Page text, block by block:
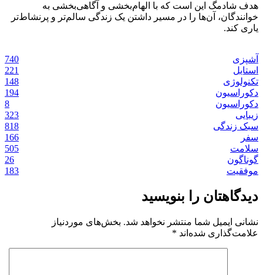
هدف شادمگ این است که با الهام‌بخشی و آگاهی‌بخشی به
خوانندگان، آن‌ها را در مسیر داشتن یک زندگی سالم‌تر و پرنشاط‌تر
یاری کند.
طرز تهیه ماست و خیار ترکیه‌ ای؛ خنک و
خوش‌عطر
آشپزی
تنک‌ تاپ؛ ترند عجیب تابستان 2026
استایل
ساخت کرم پودر با ارد گندم در ۵ دقیقه مناسب
انواع پوست‌ + روش تهیه
زیبایی
طرح ناخن شیک و باکلاس تابستانی دخترانه برای
روزمره
زیبایی
ماسک امگا 3 برای پوست ؛ مقوی ترین ماسک
خانگی
زیبایی
درمان کم پشتی ابرو با 6 ماده ی خانگی ساده
زیبایی
آشپزی
740
استایل
221
تکنولوژی
148
دکوراسیون
194
دکوراسیون
8
زیبایی
323
سبک زندگی
818
سفر
166
سلامت
505
گوناگون
26
موفقیت
183
دیدگاهتان را بنویسید
نشانی ایمیل شما منتشر نخواهد شد. بخش‌های موردنیاز
علامت‌گذاری شده‌اند *